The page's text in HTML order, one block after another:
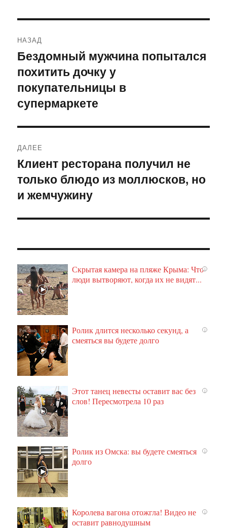
по
записям
НАЗАД
Предыдущая
запись:
Бездомный мужчина попытался
похитить дочку у
покупательницы в
супермаркете
ДАЛЕЕ
Следующая
запись:
Клиент ресторана получил не
только блюдо из моллюсков, но
и жемчужину
i
Скрытая камера на пляже Крыма: Что
люди вытворяют, когда их не видят...
i
Ролик длится несколько секунд, а
смеяться вы будете долго
i
Этот танец невесты оставит вас без
слов! Пересмотрела 10 раз
i
Ролик из Омска: вы будете смеяться
долго
i
Королева вагона отожгла! Видео не
оставит равнодушным